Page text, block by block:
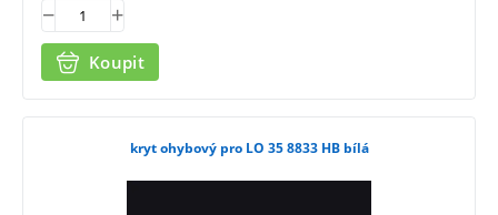
Koupit
kryt ohybový pro LO 35 8833 HB bílá